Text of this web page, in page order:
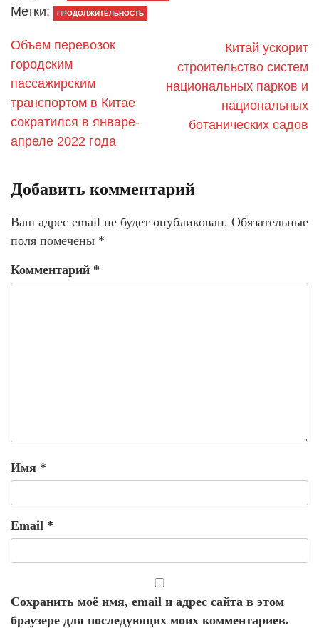
Метки: ПРОДОЛЖИТЕЛЬНОСТЬ
Объем перевозок
городским
пассажирским
транспортом в Китае
сократился в январе-
апреле 2022 года
Китай ускорит
строительство систем
национальных парков и
национальных
ботанических садов
Добавить комментарий
Ваш адрес email не будет опубликован. Обязательные
поля помечены *
Комментарий *
Имя *
Email *
Сохранить моё имя, email и адрес сайта в этом
браузере для последующих моих комментариев.